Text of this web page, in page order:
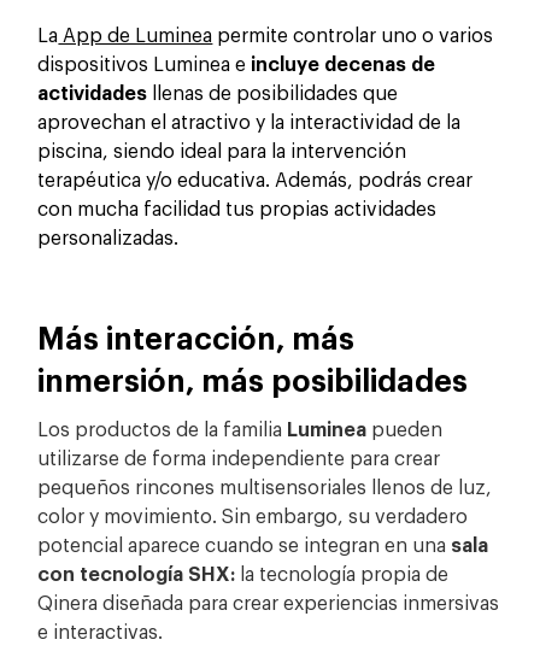
La App de Luminea permite controlar uno o varios
dispositivos Luminea e incluye decenas de
actividades llenas de posibilidades que
aprovechan el atractivo y la interactividad de la
piscina, siendo ideal para la intervención
terapéutica y/o educativa. Además, podrás crear
con mucha facilidad tus propias actividades
personalizadas.
Más interacción, más
inmersión, más posibilidades
Los productos de la familia Luminea pueden
utilizarse de forma independiente para crear
pequeños rincones multisensoriales llenos de luz,
color y movimiento. Sin embargo, su verdadero
potencial aparece cuando se integran en una sala
con tecnología SHX: la tecnología propia de
Qinera diseñada para crear experiencias inmersivas
e interactivas.